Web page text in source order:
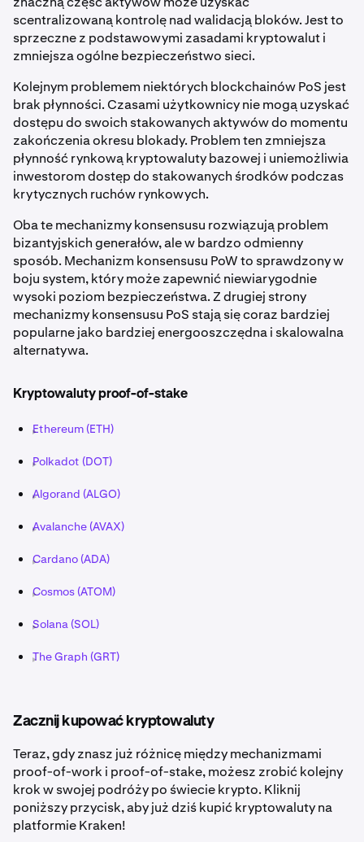
scentralizowaną kontrolę nad walidacją bloków. Jest to
sprzeczne z podstawowymi zasadami kryptowalut i
zmniejsza ogólne bezpieczeństwo sieci.
Kolejnym problemem niektórych blockchainów PoS jest
brak płynności. Czasami użytkownicy nie mogą uzyskać
dostępu do swoich stakowanych aktywów do momentu
zakończenia okresu blokady. Problem ten zmniejsza
płynność rynkową kryptowaluty bazowej i uniemożliwia
inwestorom dostęp do stakowanych środków podczas
krytycznych ruchów rynkowych.
Oba te mechanizmy konsensusu rozwiązują problem
bizantyjskich generałów, ale w bardzo odmienny
sposób. Mechanizm konsensusu PoW to sprawdzony w
boju system, który może zapewnić niewiarygodnie
wysoki poziom bezpieczeństwa. Z drugiej strony
mechanizmy konsensusu PoS stają się coraz bardziej
popularne jako bardziej energooszczędna i skalowalna
alternatywa.
Kryptowaluty proof-of-stake
Ethereum (ETH)
Polkadot (DOT)
Algorand (ALGO)
Avalanche (AVAX)
Cardano (ADA)
Cosmos (ATOM)
Solana (SOL)
The Graph (GRT)
Zacznij kupować kryptowaluty
Teraz, gdy znasz już różnicę między mechanizmami
proof-of-work i proof-of-stake, możesz zrobić kolejny
krok w swojej podróży po świecie krypto. Kliknij
poniższy przycisk, aby już dziś kupić kryptowaluty na
platformie Kraken!